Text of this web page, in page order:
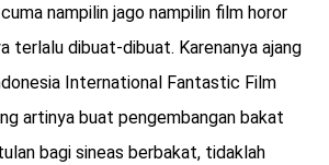
nampilin jago nampilin film horor
terlalu dibuat-dibuat. Karenanya ajang
International Fantastic Film
artinya buat pengembangan bakat
bagi sineas berbakat, tidaklah